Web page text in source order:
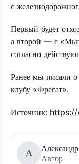
с
Первый будет
а второй — с
согласно
Ранее мы писали о
клубу «Фрегат».
Источник:
А
Автор